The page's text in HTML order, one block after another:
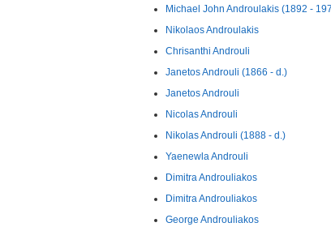
Michael John Androulakis (1892 -
Nikolaos Androulakis
Chrisanthi Androuli
Janetos Androuli (1866 - d.)
Janetos Androuli
Nicolas Androuli
Nikolas Androuli (1888 - d.)
Yaenewla Androuli
Dimitra Androuliakos
Dimitra Androuliakos
George Androuliakos